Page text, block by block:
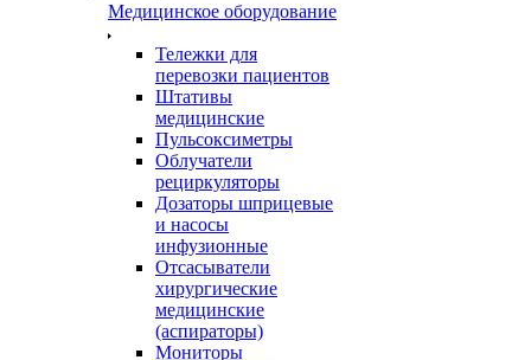
Медицинское оборудование
Тележки для
перевозки пациентов
Штативы
медицинские
Пульсоксиметры
Облучатели
рециркуляторы
Дозаторы шприцевые
и насосы
инфузионные
Отсасыватели
хирургические
медицинские
(аспираторы)
Мониторы